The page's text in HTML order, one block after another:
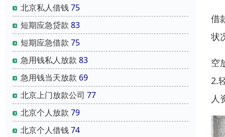
北京私人借钱75
短期应急贷款 83
短期应急借款 75
急用钱私人放款 83
急用钱当天放款 69
北京上门放款公司 77
北京个人放款 79
北京个人借钱74
借
状
空
2.
人